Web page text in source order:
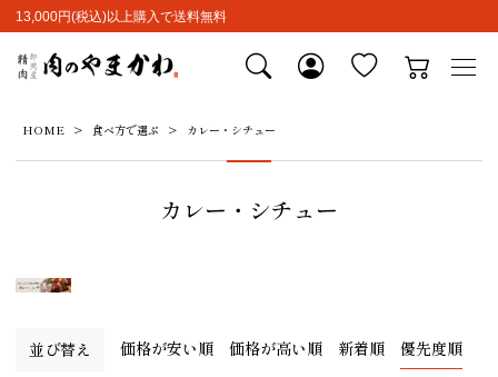
13,000円(税込)以上購入で送料無料
HOME 食べ方で選ぶ カレー・シチュー
カレー・シチュー
並び替え 価格が安い順 価格が高い順 新着順 優先度順